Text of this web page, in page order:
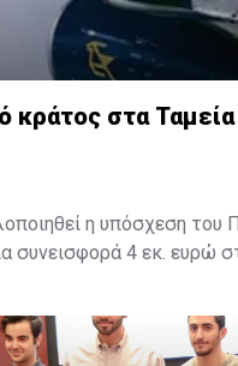
ποδηλάτες.
κράτος στα Ταμεία
η υπόσχεση του
συνεισφορά 4 εκ. ευρώ
σύμφωνα με την
σε συνάντησή του